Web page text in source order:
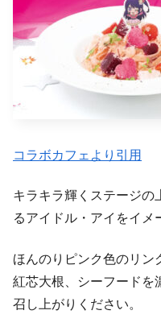
コラボカフェより引用
キラキラ輝くステージの
るアイドル・アイをイメ
ほんのりピンク色のリン
紅芯大根、シーフードを
召し上がりください。